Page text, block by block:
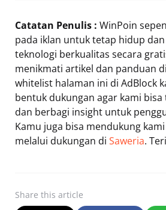
Catatan Penulis : WinPoin
pada iklan untuk tetap hidup
teknologi berkualitas secara
menikmati artikel dan panduan
whitelist halaman ini di AdBlock
bentuk dukungan agar kami
dan berbagi insight untuk
Kamu juga bisa mendukung
melalui dukungan di Saweria.
Share this article